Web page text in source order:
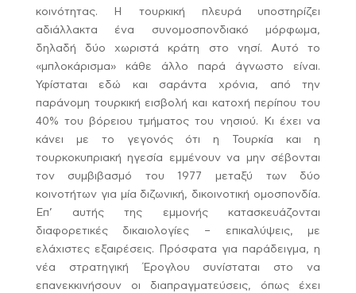
κοινότητας. Η τουρκική πλευρά υποστηρίζει
αδιάλλακτα ένα συνομοσπονδιακό μόρφωμα,
δηλαδή δύο χωριστά κράτη στο νησί. Αυτό το
«μπλοκάρισμα» κάθε άλλο παρά άγνωστο είναι.
Υφίσταται εδώ και σαράντα χρόνια, από την
παράνομη τουρκική εισβολή και κατοχή περίπου του
40% του βόρειου τμήματος του νησιού. Κι έχει να
κάνει με το γεγονός ότι η Τουρκία και η
τουρκοκυπριακή ηγεσία εμμένουν να μην σέβονται
τον συμβιβασμό του 1977 μεταξύ των δύο
κοινοτήτων για μία διζωνική, δικοινοτική ομοσπονδία.
Επ’ αυτής της εμμονής κατασκευάζονται
διαφορετικές δικαιολογίες – επικαλύψεις, με
ελάχιστες εξαιρέσεις. Πρόσφατα για παράδειγμα, η
νέα στρατηγική Έρογλου συνίσταται στο να
επανεκκινήσουν οι διαπραγματεύσεις, όπως έχει